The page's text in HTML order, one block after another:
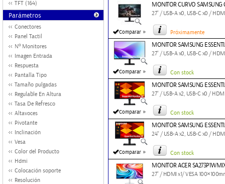
TFT (164)
Parámetros
Conectores
Panel Tactil
Nº Monitores
Imagen Entrada
Respuesta
Pantalla Tipo
Tamaño pulgadas
Regulable En Altura
Tasa De Refresco
Altavoces
Pivotante
Inclinación
Vesa
Color del Producto
Hdmi
Colocación soporte
Resolución
Comparar »
MONITOR CURVO SAMSUNG
27'' / USB-A x0, USB-C x0 /
Próximamente
Comparar »
MONITOR SAMSUNG
27'' / USB-A x0, USB-C x0 /
Con stock
Comparar »
MONITOR SAMSUNG
27'' / USB-A x2, USB-C x0 /
Con stock
Comparar »
MONITOR SAMSUNG
24'' / USB-A x2, USB-C x0 /
Con stock
MONITOR ACER
27'' / HDMI x1/ VESA